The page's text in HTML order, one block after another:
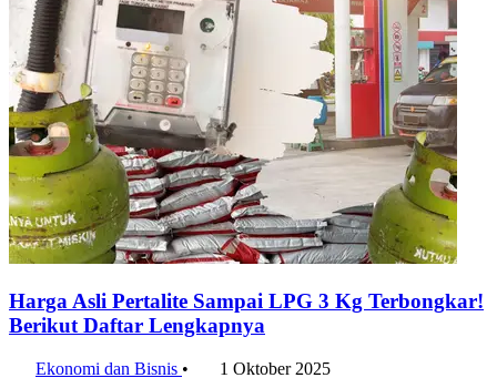
Harga Asli Pertalite Sampai LPG 3 Kg Terbongkar!
Berikut Daftar Lengkapnya
Ekonomi dan Bisnis • 1 Oktober 2025